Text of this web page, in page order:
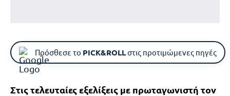
Πρόσθεσε το PICK&ROLLστις προτιμώμενες πηγές
Στις τελευταίες εξελίξεις με πρωταγωνιστή τον